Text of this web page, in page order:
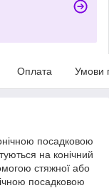
Оплата Умови
посадковою
на конічний
стяжної або
посадковою